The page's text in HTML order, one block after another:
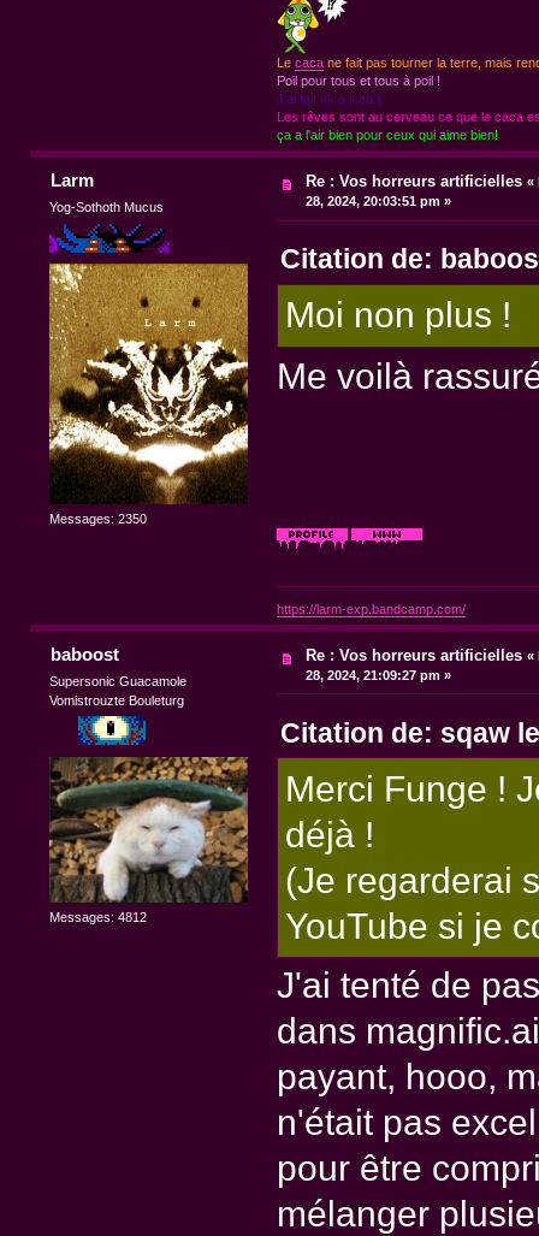
Le cacane fait pas tourner la terre, mais
Poil pour tous et tous à poil !
J'ai fait kk à ikea !
Les rêves sont au cerveau ce que le caca
ça a l'air bien pour ceux qui aime bien!
Larm
Yog-Sothoth Mucus
Messages: 2350
Re : Vos horreurs artificielles «
28, 2024, 20:03:51 pm »
Citation de:
Moi non plus !
Me voilà
https://larm-exp.bandcamp.com/
baboost
Supersonic Guacamole
Vomistrouzte Bouleturg
Messages: 4812
Re : Vos horreurs artificielles «
28, 2024, 21:09:27 pm »
Citation de: sqaw
Merci Funge !
déjà !
(Je regarderai
YouTube si je
J'ai tenté de
dans
payant, hooo,
n'était pas
pour être
mélanger